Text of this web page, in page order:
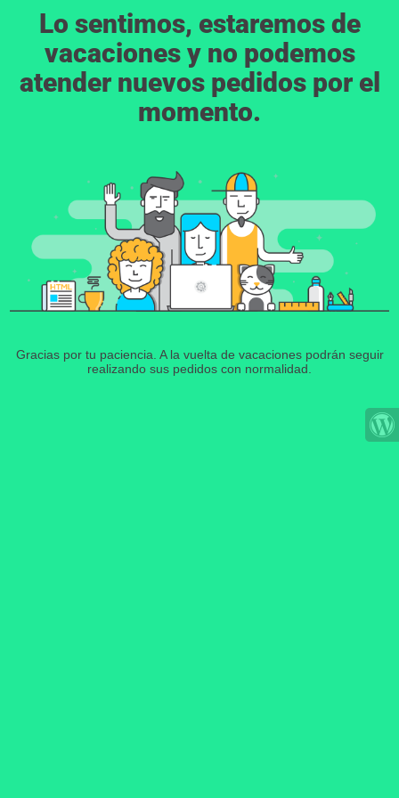
Lo sentimos, estaremos de
vacaciones y no podemos
atender nuevos pedidos por el
momento.
Gracias por tu paciencia. A la vuelta de vacaciones podrán seguir
realizando sus pedidos con normalidad.